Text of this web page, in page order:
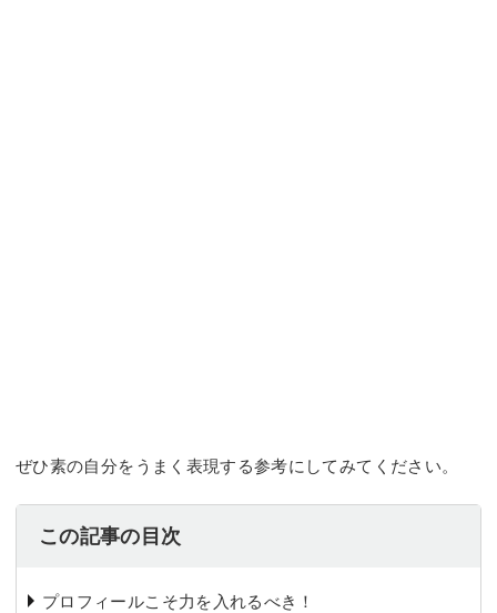
ぜひ素の自分をうまく表現する参考にしてみてください。
この記事の目次
プロフィールこそ力を入れるべき！